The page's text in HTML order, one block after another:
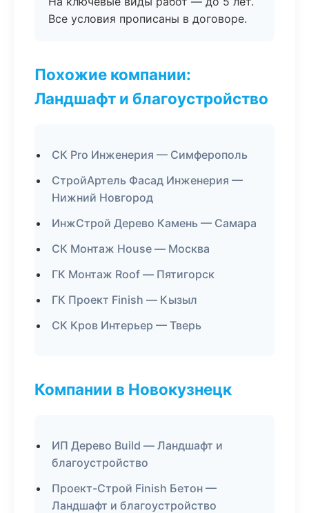
Все условия прописаны в договоре.
Похожие компании:
Ландшафт и благоустройство
СК Pro Инженерия — Симферополь
СтройАртель Фасад Инженерия —
Нижний Новгород
ИнжСтрой Дерево Камень — Самара
СК Монтаж House — Москва
ГК Монтаж Roof — Пятигорск
ГК Проект Finish — Кызыл
СК Кров Интерьер — Тверь
Компании в Новокузнецк
ИП Дерево Build — Ландшафт и
благоустройство
Проект-Строй Finish Бетон —
Ландшафт и благоустройство